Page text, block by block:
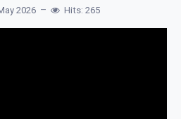
2026 Hits: 265